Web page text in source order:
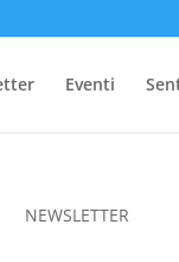
Eventi
NEWSLETTER